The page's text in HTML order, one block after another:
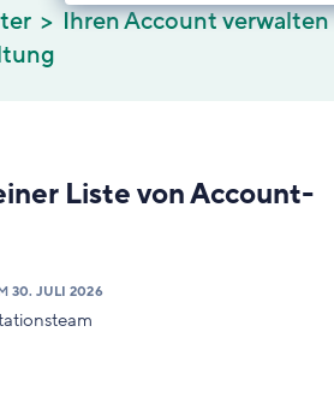
Ihren Account verwalten
Liste von Account-
30. JULI 2026